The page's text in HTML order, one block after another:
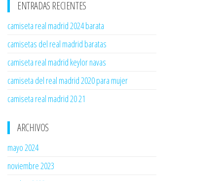
ENTRADAS RECIENTES
camiseta real madrid 2024 barata
camisetas del real madrid baratas
camiseta real madrid keylor navas
camiseta del real madrid 2020 para mujer
camiseta real madrid 20 21
ARCHIVOS
mayo 2024
noviembre 2023